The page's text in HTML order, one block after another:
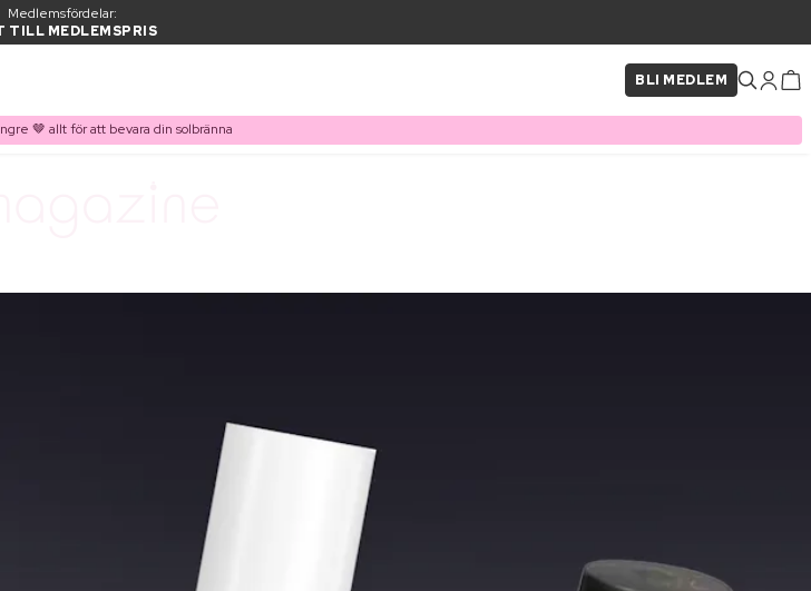
Medlemsfördelar:
TILL MEDLEMSPRIS
BLI MEDLEM
🤎 allt för att bevara din solbränna